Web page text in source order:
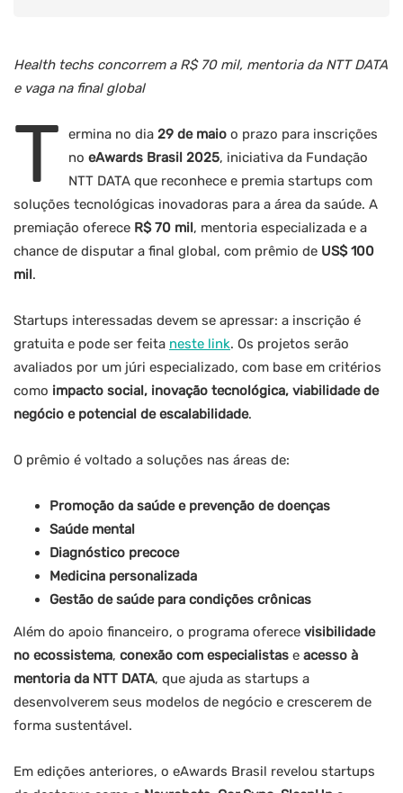
Health techs concorrem a R$ 70 mil, mentoria da NTT DATA
e vaga na final global
T ermina no dia 29 de maio o prazo para inscrições
no eAwards Brasil 2025, iniciativa da Fundação
NTT DATA que reconhece e premia startups com
soluções tecnológicas inovadoras para a área da saúde. A
premiação oferece R$ 70 mil, mentoria especializada e a
chance de disputar a final global, com prêmio de US$ 100
mil.
Startups interessadas devem se apressar: a inscrição é
gratuita e pode ser feita neste link. Os projetos serão
avaliados por um júri especializado, com base em critérios
como impacto social, inovação tecnológica, viabilidade de
negócio e potencial de escalabilidade.
O prêmio é voltado a soluções nas áreas de:
Promoção da saúde e prevenção de doenças
Saúde mental
Diagnóstico precoce
Medicina personalizada
Gestão de saúde para condições crônicas
Além do apoio financeiro, o programa oferece visibilidade
no ecossistema, conexão com especialistas e acesso à
mentoria da NTT DATA, que ajuda as startups a
desenvolverem seus modelos de negócio e crescerem de
forma sustentável.
Em edições anteriores, o eAwards Brasil revelou startups